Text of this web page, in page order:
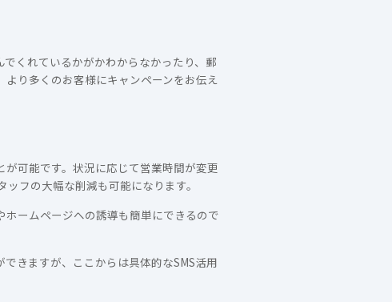
くれているかがかわからなかったり、郵
り多くのお客様にキャンペーンをお伝え
可能です。状況に応じて営業時間が変更
フの大幅な削減も可能になります。
ームページへの誘導も簡単にできるので
きますが、ここからは具体的なSMS活用